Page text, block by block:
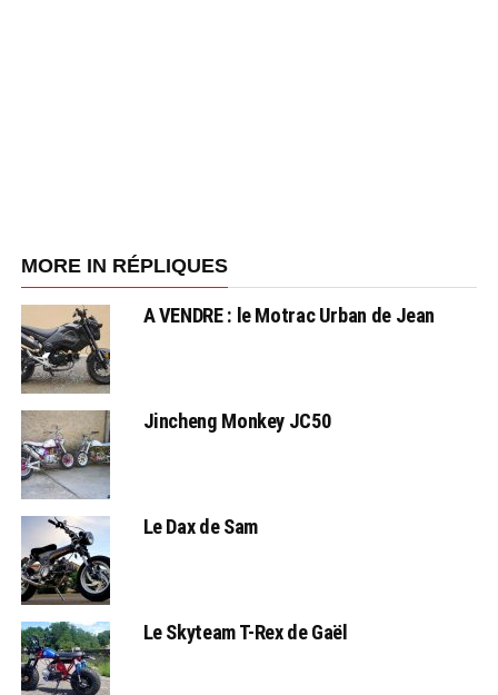
MORE IN RÉPLIQUES
A VENDRE : le Motrac Urban de Jean
Jincheng Monkey JC50
Le Dax de Sam
Le Skyteam T-Rex de Gaël